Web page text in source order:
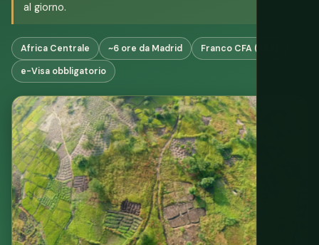
al giorno.
Africa Centrale ~6 ore da Madrid
Franco CFA (XAF)
e-Visa obbligatorio